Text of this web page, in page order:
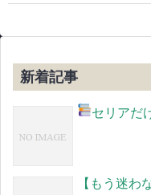
新着記事
セリアだ
【もう迷わ